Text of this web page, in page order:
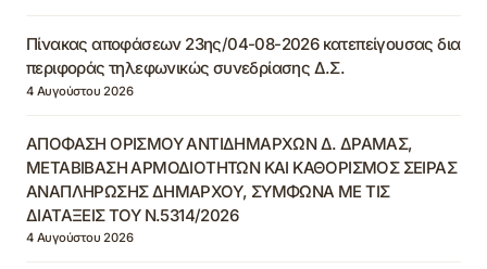
Πίνακας αποφάσεων 23ης/04-08-2026 κατεπείγουσας δια
περιφοράς τηλεφωνικώς συνεδρίασης Δ.Σ.
4 Αυγούστου 2026
ΑΠΟΦΑΣΗ ΟΡΙΣΜΟΥ ΑΝΤΙΔΗΜΑΡΧΩΝ Δ. ΔΡΑΜΑΣ,
ΜΕΤΑΒΙΒΑΣΗ ΑΡΜΟΔΙΟΤΗΤΩΝ ΚΑΙ ΚΑΘΟΡΙΣΜΟΣ ΣΕΙΡΑΣ
ΑΝΑΠΛΗΡΩΣΗΣ ΔΗΜΑΡΧΟΥ, ΣΥΜΦΩΝΑ ΜΕ ΤΙΣ
ΔΙΑΤΑΞΕΙΣ ΤΟΥ Ν.5314/2026
4 Αυγούστου 2026